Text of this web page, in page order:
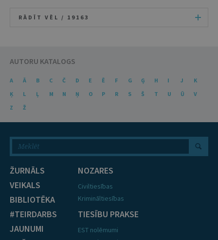
RĀDĪT VĒL / 19163
AUTORU KATALOGS
A Ā B C Č D E Ē F G Ģ H I J
K
Ķ
L Ļ M N Ņ O P R S Š T U Ū
V
Z
Ž
ŽURNĀLS
VEIKALS
BIBLIOTĒKA
#TEIRDARBS
JAUNUMI
NOZARES
Civiltiesības
Krimināltiesības
TIESĪBU PRAKSE
EST nolēmumi